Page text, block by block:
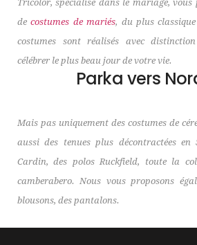
Tricolor, spécialisé dans le mariage, vous
decostumes de mariés, du plus
costumes sont réalisés avec
célébrer le plus beau jour de votre vie.
Parka vers
Mais pas uniquement des costumes de
aussi des tenues plus décontractées en
Cardin, des polos Ruckfield, toute la
camberabero. Nous vous proposons
blousons, des pantalons.